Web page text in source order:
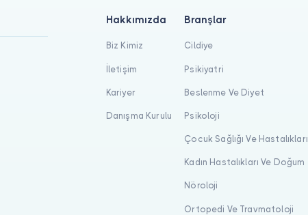
Hakkımızda
Biz Kimiz
İletişim
Kariyer
Danışma Kurulu
Branşlar
Cildiye
Psikiyatri
Beslenme Ve Diyet
Psikoloji
Çocuk Sağlığı Ve Hastalıkları
Kadın Hastalıkları Ve Doğum
Nöroloji
Ortopedi Ve Travmatoloji